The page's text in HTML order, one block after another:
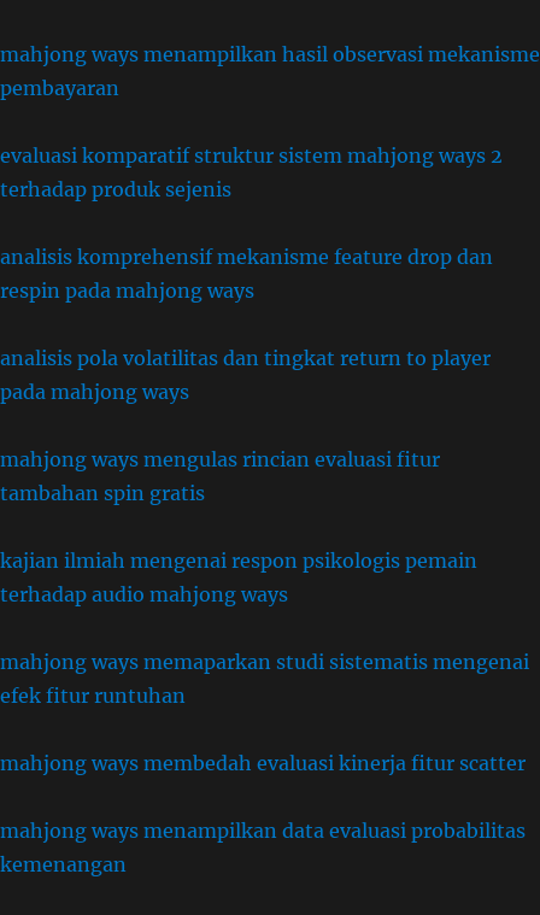
mahjong ways menampilkan hasil observasi mekanisme
pembayaran
evaluasi komparatif struktur sistem mahjong ways 2
terhadap produk sejenis
analisis komprehensif mekanisme feature drop dan
respin pada mahjong ways
analisis pola volatilitas dan tingkat return to player
pada mahjong ways
mahjong ways mengulas rincian evaluasi fitur
tambahan spin gratis
kajian ilmiah mengenai respon psikologis pemain
terhadap audio mahjong ways
mahjong ways memaparkan studi sistematis mengenai
efek fitur runtuhan
mahjong ways membedah evaluasi kinerja fitur scatter
mahjong ways menampilkan data evaluasi probabilitas
kemenangan